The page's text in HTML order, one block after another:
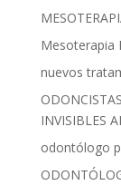
Mesoterapia
nuevos
INVISIBLES
odontólogo